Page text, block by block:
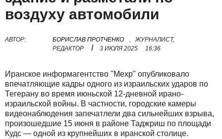
воздуху автомобили
АВТОР: БОРИСЛАВ ПРОТЧЕНКО ,
ЖУРНАЛИСТ,
РЕДАКТОР
I 3 ИЮЛЯ 2025 16:36
Иранское информагентство "Мехр" опубликовало
впечатляющие кадры одного из израильских ударов по
Тегерану во время июньской 12-дневной ирано-
израильской войны. В частности, городские камеры
видеонаблюдения запечатлели два сильнейших взрыва,
произошедшие 15 июня в районе Таджриш по площади
Кудс — одной из крупнейших в иранской столице.